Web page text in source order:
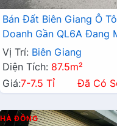
Bán Đất Biên Giang Ô
Doanh Gần QL6A Đang
Vị Trí: Biên Giang
Diện Tích: 87.5m²
Giá:7-7.5 Tỉ Đã Có
HÀ ĐÔNG